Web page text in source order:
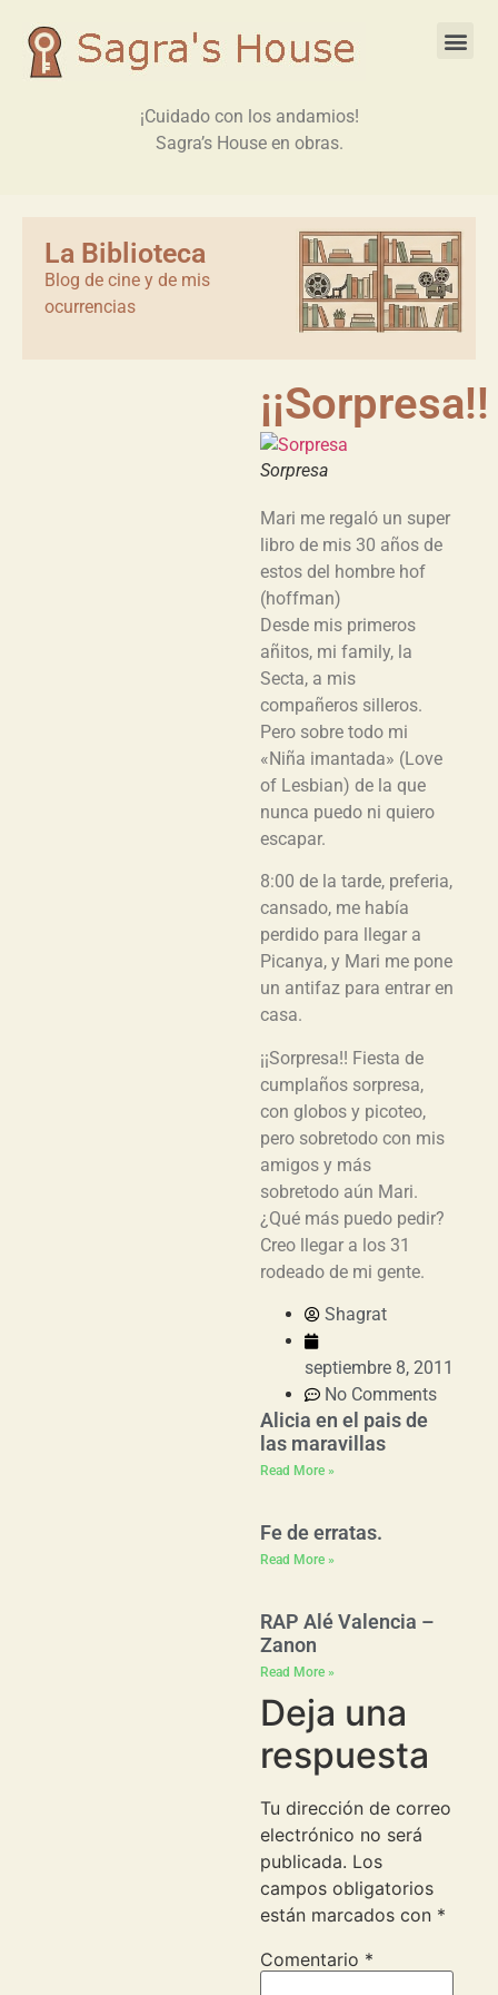
¡Cuidado con los andamios!
Sagra’s House en obras.
La Biblioteca
Blog de cine y de mis
ocurrencias
¡¡Sorpresa!!
Sorpresa
Mari me regaló un super
libro de mis 30 años de
estos del hombre hof
(hoffman)
Desde mis primeros
añitos, mi family, la
Secta, a mis
compañeros silleros.
Pero sobre todo mi
«Niña imantada» (Love
of Lesbian) de la que
nunca puedo ni quiero
escapar.
8:00 de la tarde, preferia,
cansado, me había
perdido para llegar a
Picanya, y Mari me pone
un antifaz para entrar en
casa.
¡¡Sorpresa!! Fiesta de
cumplaños sorpresa,
con globos y picoteo,
pero sobretodo con mis
amigos y más
sobretodo aún Mari.
¿Qué más puedo pedir?
Creo llegar a los 31
rodeado de mi gente.
Shagrat
septiembre 8, 2011
No Comments
Alicia en el pais de
las maravillas
Read More »
Fe de erratas.
Read More »
RAP Alé Valencia –
Zanon
Read More »
Deja una
respuesta
Tu dirección de correo
electrónico no será
publicada. Los
campos obligatorios
están marcados con *
Comentario *